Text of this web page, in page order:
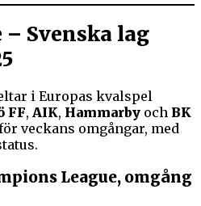
Svenska lag
i Europas kvalspel
FF, AIK, Hammarby och BK
veckans omgångar, med
League, omgång